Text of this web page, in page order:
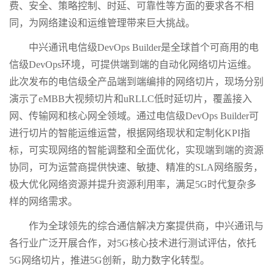
费、安全、策略控制、时延、可靠性等方面的要求各不相
同，为网络建设和运维管理带来巨大挑战。
中兴通讯电信级DevOps Builder是全球首个可商用的电
信级DevOps环境，可提供端到端的自动化网络切片运维。
此次发布的电信级全产品端到端编排的网络切片，现场分别
演示了eMBB大视频切片和uRLLC低时延切片，覆盖接入
网、传输网和核心网全领域。通过电信级DevOps Builder可
进行切片的智能运维运营，根据网络现状和定制化KPI指
标，可实现网络的智能调整和全面优化，实现端到端的资源
协同，可为运营商提供快速、敏捷、精准的SLA网络服务，
极大优化网络资源并提升资源利用率，满足5G时代复杂多
样的网络需求。
作为全球领先的综合通信解决方案提供商，中兴通讯与
各行业广泛开展合作，对5G核心技术进行测试评估，依托
5G网络切片，推进5G创新，助力数字化转型。